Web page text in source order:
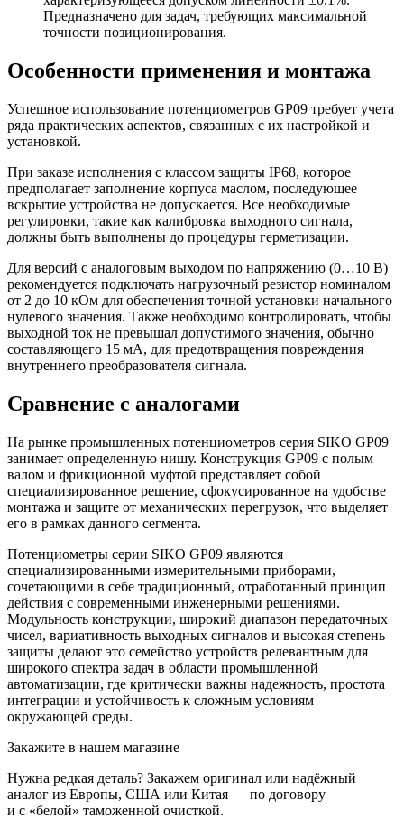
Предназначено для задач, требующих максимальной
точности позиционирования.
Особенности применения и монтажа
Успешное использование потенциометров GP09 требует учета
ряда практических аспектов, связанных с их настройкой и
установкой.
При заказе исполнения с классом защиты IP68, которое
предполагает заполнение корпуса маслом, последующее
вскрытие устройства не допускается. Все необходимые
регулировки, такие как калибровка выходного сигнала,
должны быть выполнены до процедуры герметизации.
Для версий с аналоговым выходом по напряжению (0…10 В)
рекомендуется подключать нагрузочный резистор номиналом
от 2 до 10 кОм для обеспечения точной установки начального
нулевого значения. Также необходимо контролировать, чтобы
выходной ток не превышал допустимого значения, обычно
составляющего 15 мА, для предотвращения повреждения
внутреннего преобразователя сигнала.
Сравнение с аналогами
На рынке промышленных потенциометров серия SIKO GP09
занимает определенную нишу. Конструкция GP09 с полым
валом и фрикционной муфтой представляет собой
специализированное решение, сфокусированное на удобстве
монтажа и защите от механических перегрузок, что выделяет
его в рамках данного сегмента.
Потенциометры серии SIKO GP09 являются
специализированными измерительными приборами,
сочетающими в себе традиционный, отработанный принцип
действия с современными инженерными решениями.
Модульность конструкции, широкий диапазон передаточных
чисел, вариативность выходных сигналов и высокая степень
защиты делают это семейство устройств релевантным для
широкого спектра задач в области промышленной
автоматизации, где критически важны надежность, простота
интеграции и устойчивость к сложным условиям
окружающей среды.
Закажите в нашем магазине
Нужна редкая деталь? Закажем оригинал или надёжный
аналог из Европы, США или Китая — по договору
и с «белой» таможенной очисткой.